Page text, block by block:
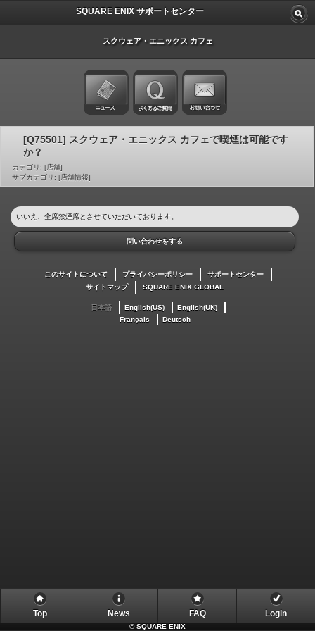
SQUARE ENIX サポートセンター
スクウェア・エニックス カフェ
[Q75501] スクウェア・エニックス カフェで喫煙は可能です
か？
カテゴリ: [店舗]
サブカテゴリ: [店舗情報]
いいえ、全席禁煙席とさせていただいております。
問い合わせをする
このサイトについて プライバシーポリシー
サポートセンター
サイトマップ
SQUARE ENIX GLOBAL
日本語 English(US)
English(UK)
Français
Deutsch
Top News FAQ Login
©SQUARE ENIX